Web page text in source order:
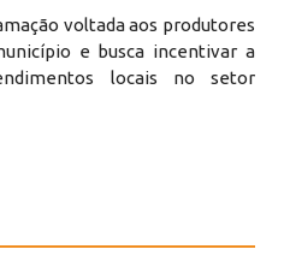
voltada aos produtores
e busca incentivar a
locais no setor